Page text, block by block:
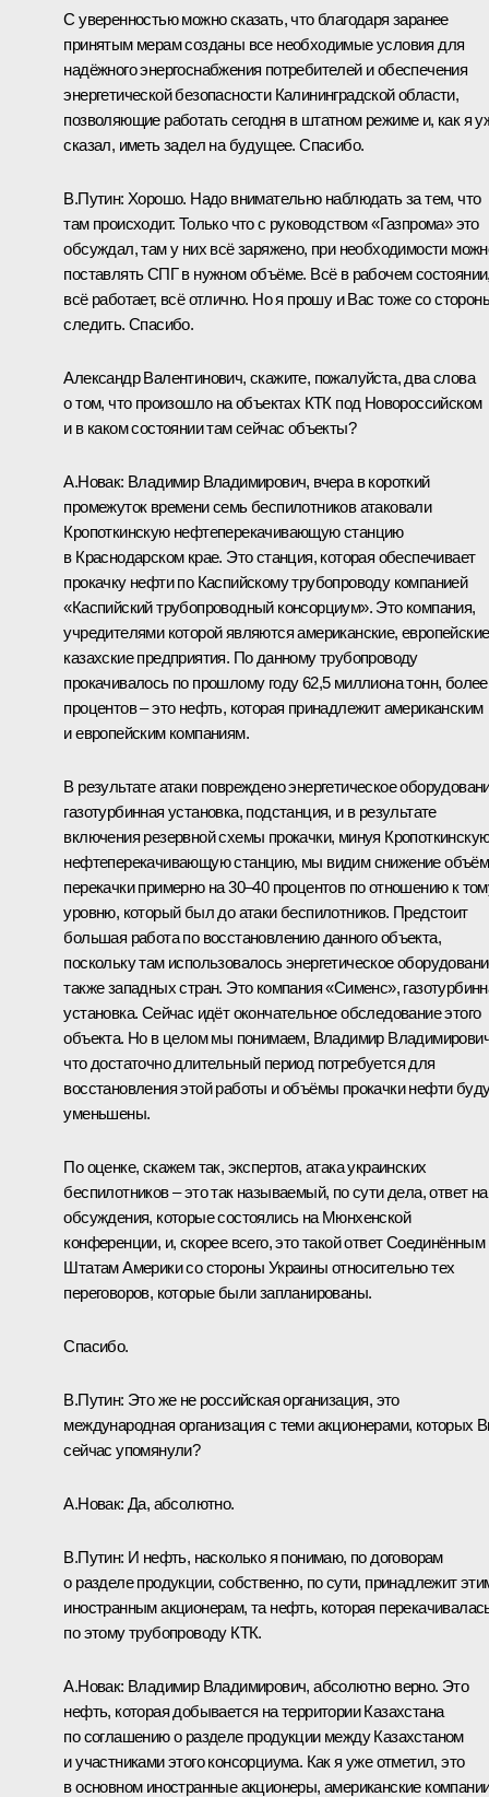
С уверенностью можно сказать, что благодаря заранее
принятым мерам созданы все необходимые условия для
надёжного энергоснабжения потребителей и обеспечения
энергетической безопасности Калининградской области,
позволяющие работать сегодня в штатном режиме и, как я
сказал, иметь задел на будущее. Спасибо.
В.Путин: Хорошо. Надо внимательно наблюдать за тем, что
там происходит. Только что с руководством «Газпрома» это
обсуждал, там у них всё заряжено, при необходимости
поставлять СПГ в нужном объёме. Всё в рабочем
всё работает, всё отлично. Но я прошу и Вас тоже со
следить. Спасибо.
Александр Валентинович, скажите, пожалуйста, два слова
о том, что произошло на объектах КТК под Новороссийском
и в каком состоянии там сейчас объекты?
А.Новак: Владимир Владимирович, вчера в короткий
промежуток времени семь беспилотников атаковали
Кропоткинскую нефтеперекачивающую станцию
в Краснодарском крае. Это станция, которая обеспечивает
прокачку нефти по Каспийскому трубопроводу компанией
«Каспийский трубопроводный консорциум». Это компания,
учредителями которой являются американские,
казахские предприятия. По данному трубопроводу
прокачивалось по прошлому году 62,5 миллиона тонн,
процентов – это нефть, которая принадлежит американским
и европейским компаниям.
В результате атаки повреждено энергетическое
газотурбинная установка, подстанция, и в результате
включения резервной схемы прокачки, минуя
нефтеперекачивающую станцию, мы видим снижение
перекачки примерно на 30–40 процентов по отношению к
уровню, который был до атаки беспилотников. Предстоит
большая работа по восстановлению данного объекта,
поскольку там использовалось энергетическое
также западных стран. Это компания «Сименс»,
установка. Сейчас идёт окончательное обследование этого
объекта. Но в целом мы понимаем, Владимир
что достаточно длительный период потребуется для
восстановления этой работы и объёмы прокачки нефти
уменьшены.
По оценке, скажем так, экспертов, атака украинских
беспилотников – это так называемый, по сути дела, ответ
обсуждения, которые состоялись на Мюнхенской
конференции, и, скорее всего, это такой ответ Соединённым
Штатам Америки со стороны Украины относительно тех
переговоров, которые были запланированы.
Спасибо.
В.Путин: Это же не российская организация, это
международная организация с теми акционерами, которых
сейчас упомянули?
А.Новак: Да, абсолютно.
В.Путин: И нефть, насколько я понимаю, по договорам
о разделе продукции, собственно, по сути, принадлежит
иностранным акционерам, та нефть, которая
по этому трубопроводу КТК.
А.Новак: Владимир Владимирович, абсолютно верно. Это
нефть, которая добывается на территории Казахстана
по соглашению о разделе продукции между Казахстаном
и участниками этого консорциума. Как я уже отметил, это
в основном иностранные акционеры, американские